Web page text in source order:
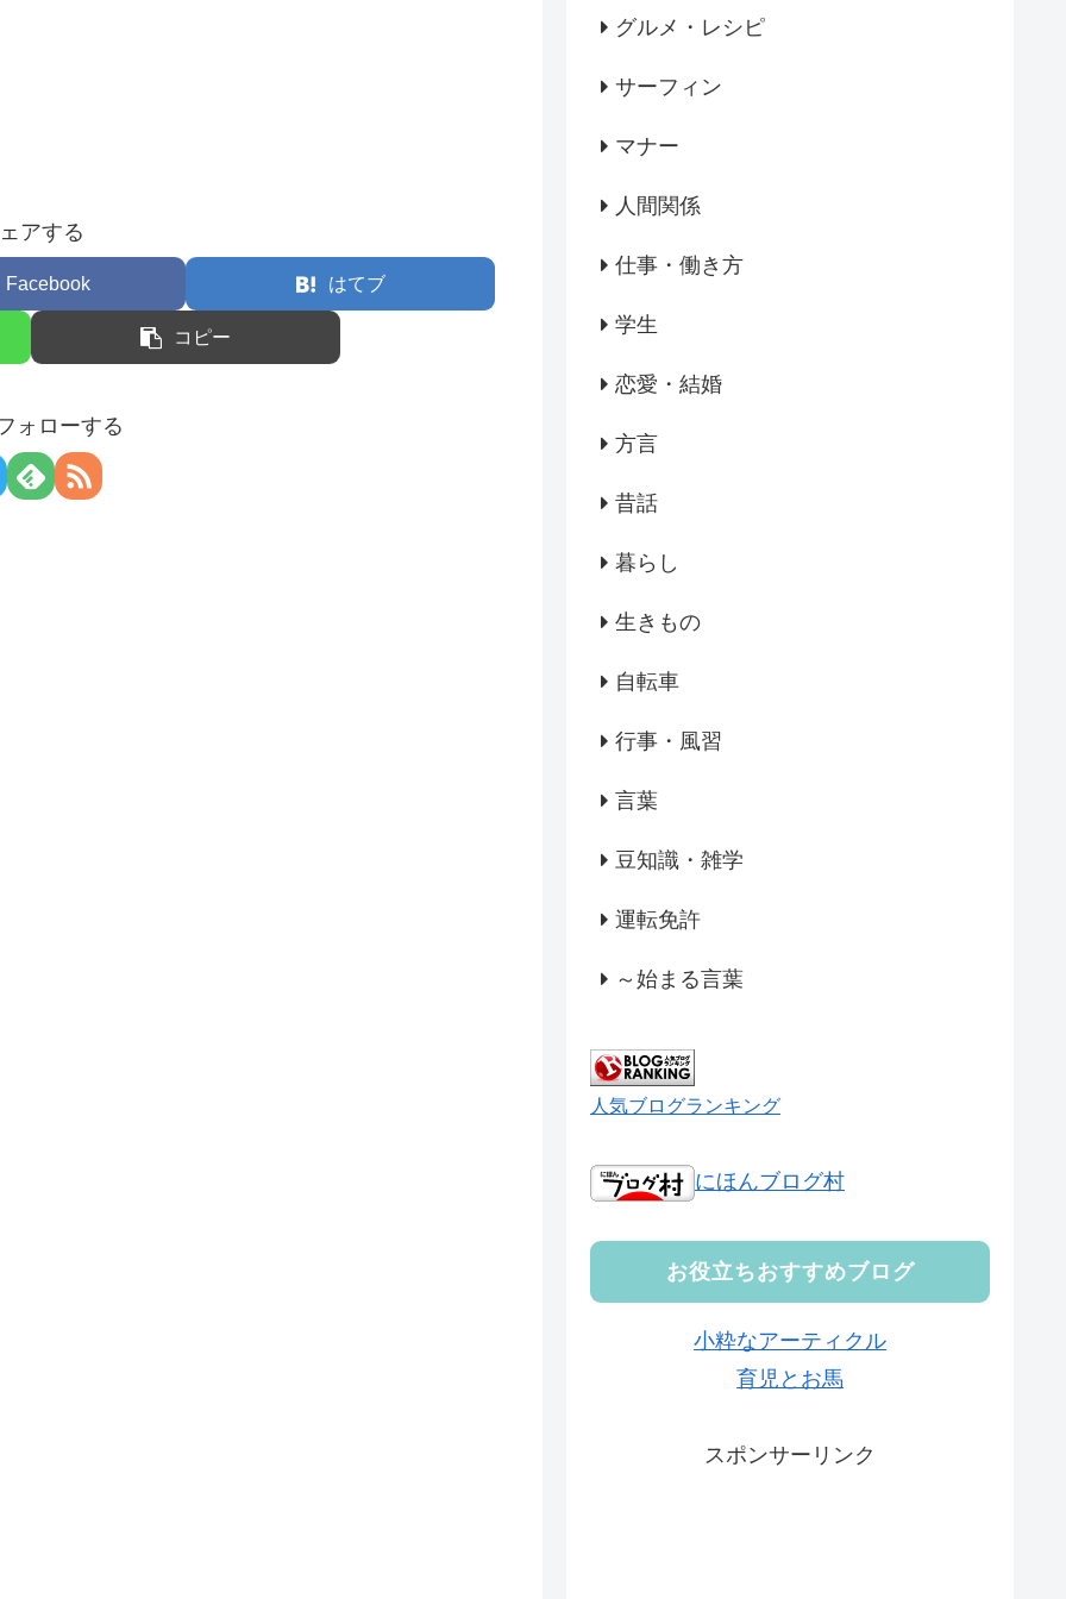
アする
Facebook はてブ
コピー
ォローする
グルメ・レシピ
サーフィン
マナー
人間関係
仕事・働き方
学生
恋愛・結婚
方言
昔話
暮らし
生きもの
自転車
行事・風習
言葉
豆知識・雑学
運転免許
～始まる言葉
人気ブログランキング
にほんブログ村
お役立ちおすすめブログ
小粋なアーティクル
育児とお馬
スポンサーリンク